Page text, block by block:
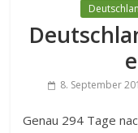
8. September
Genau 294 Tage